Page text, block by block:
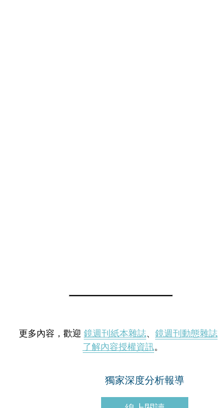
更多內容，歡迎 鏡週刊紙本雜誌、 鏡週刊動態雜誌
了解內容授權資訊。
獨家深度分析報導